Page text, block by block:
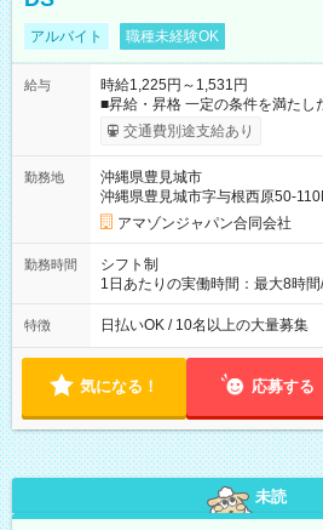
アルバイト 職種未経験OK
給与
時給1,225円～1,531円
■昇給・昇格 一定の条件を満たし
まで昇給の機会があります。 ■正社員登用制度あり ※月末締/翌
月25日支払い ※時間外手当、別
☆Amazon直雇用で安定して働けます！ 【試用期間】
あり 試用期間の長さ：1週間 雇用
です。
交通費別途支給あり
勤務地
沖縄県豊見城市
沖縄県豊見城市字与根西原50-
アマゾンジャパン合同会社
勤務時間
シフト制
1日あたりの実働時間：最大8時
特徴 日払いOK / 10名以上の大量募集
気になる！ 応募する
未読